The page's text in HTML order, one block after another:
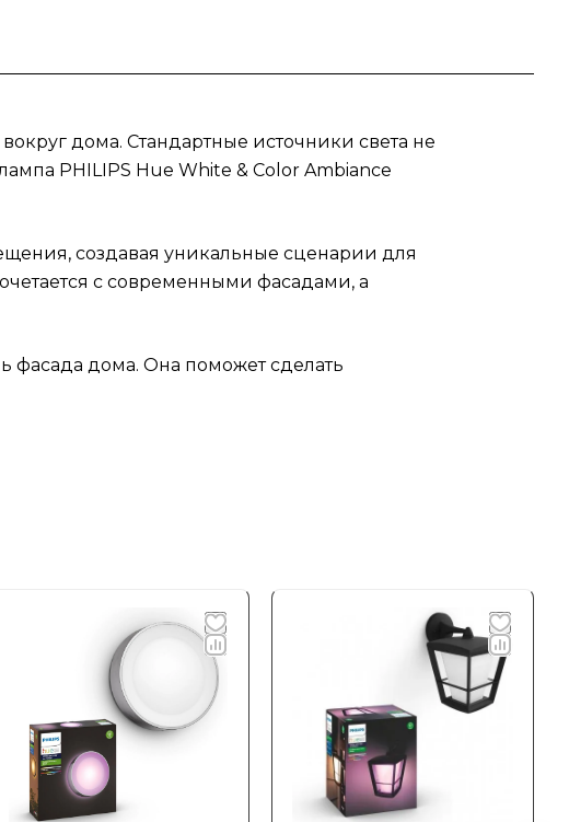
дома. Стандартные источники света не
PHILIPS Hue White & Color Ambiance
создавая уникальные сценарии для
с современными фасадами, а
фасада дома. Она поможет сделать